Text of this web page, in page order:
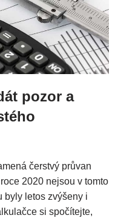
pozor a
čerstvý průvan
2020 nejsou v tomto
byly letos zvýšeny i
si spočítejte,